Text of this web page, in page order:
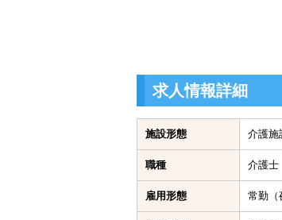
求人情報詳細
施設形態 介護施
職種 介護士
雇用形態 常勤（